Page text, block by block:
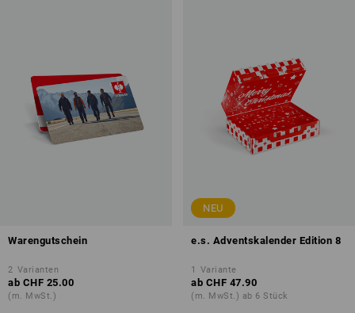
Warengutschein
2 Varianten
ab CHF 25.00
(m. MwSt.)
NEU
e.s. Adventskalender Edition 8
1 Variante
ab CHF 47.90
(m. MwSt.) ab 6 Stück